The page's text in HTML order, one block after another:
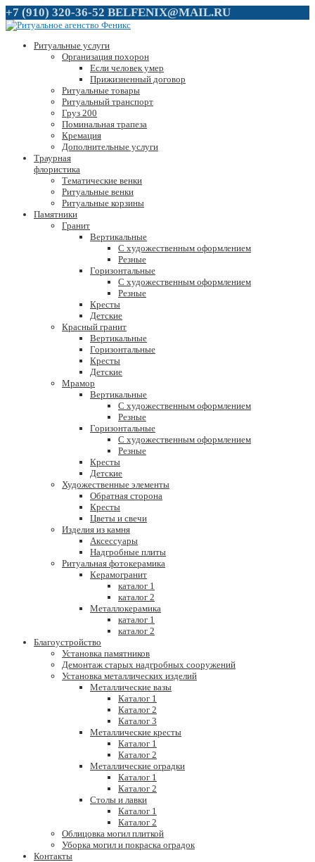
+7 (910) 320-36-52 BELFENIX@MAIL.RU
Ритуальные услуги
Организация похорон
Если человек умер
Прижизненный договор
Ритуальные товары
Ритуальный транспорт
Груз 200
Поминальная трапеза
Кремация
Дополнительные услуги
Траурная
флористика
Тематические венки
Ритуальные венки
Ритуальные корзины
Памятники
Гранит
Вертикальные
С художественным оформлением
Резные
Горизонтальные
С художественным оформлением
Резные
Кресты
Детские
Красный гранит
Вертикальные
Горизонтальные
Кресты
Детские
Мрамор
Вертикальные
С художественным оформлением
Резные
Горизонтальные
С художественным оформлением
Резные
Кресты
Детские
Художественные элементы
Обратная сторона
Кресты
Цветы и свечи
Изделия из камня
Аксессуары
Надгробные плиты
Ритуальная фотокерамика
Керамогранит
каталог 1
каталог 2
Металлокерамика
каталог 1
каталог 2
Благоустройство
Установка памятников
Демонтаж старых надгробных сооружений
Установка металлических изделий
Металлические вазы
Каталог 1
Каталог 2
Каталог 3
Металлические кресты
Каталог 1
Каталог 2
Металлические оградки
Каталог 1
Каталог 2
Столы и лавки
Каталог 1
Каталог 2
Облицовка могил плиткой
Уборка могил и покраска оградок
Контакты